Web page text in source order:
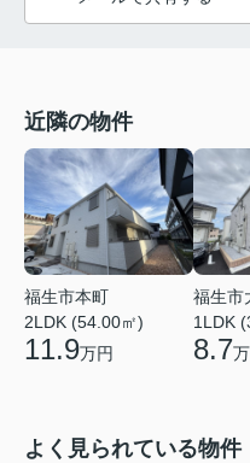
近隣の物件
福生市本町
2LDK (54.00㎡)
11.9万円
福生市
1LDK
8.7
よく見られている物件